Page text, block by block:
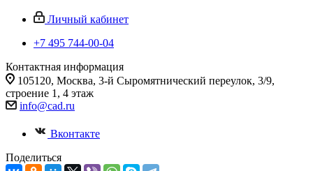
Личный кабинет
+7 495 744-00-04
Контактная информация
105120, Москва, 3-й Сыромятнический переулок, 3/9,
строение 1, 4 этаж
info@cad.ru
Вконтакте
Поделиться